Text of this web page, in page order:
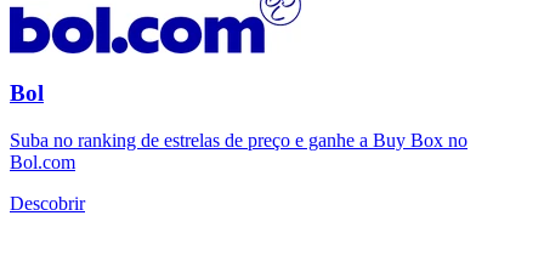
Bol
Suba no ranking de estrelas de preço e ganhe a Buy Box no
Bol.com
Descobrir